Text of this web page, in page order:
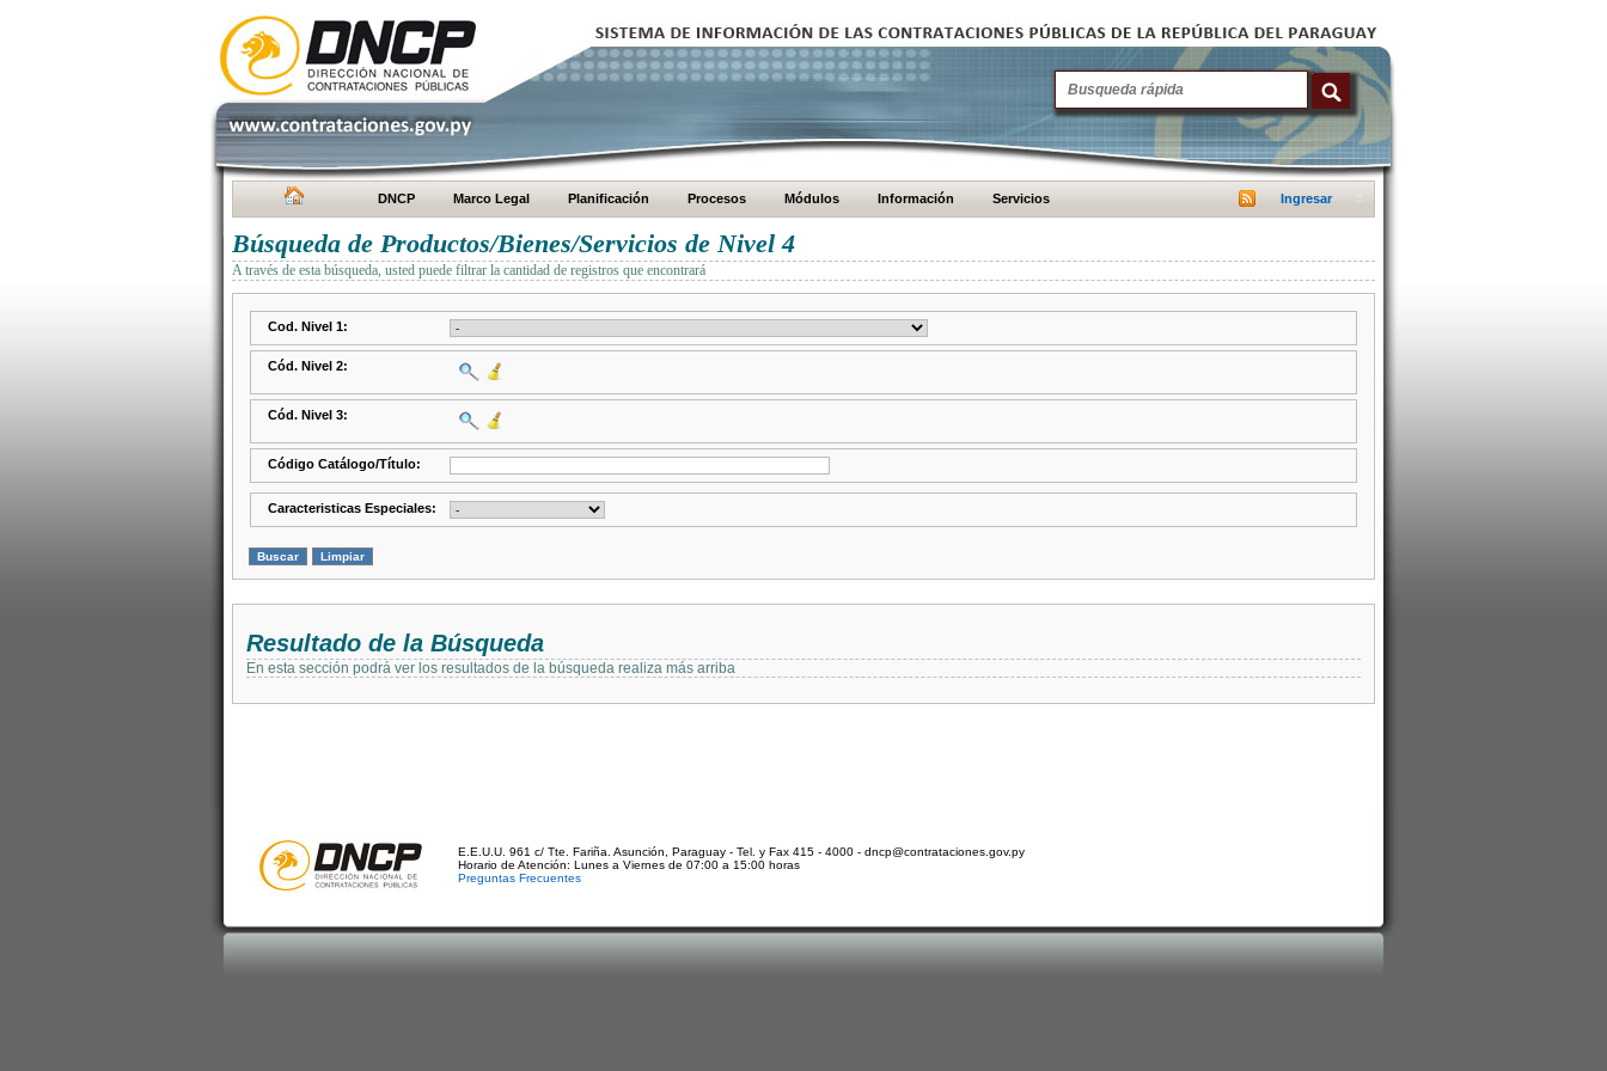
DNCP Marco Legal Planificación Procesos Módulos Información Servicios Ingresar
Búsqueda de Productos/Bienes/Servicios de Nivel 4
A través de esta búsqueda, usted puede filtrar la cantidad de registros que encontrará
Cod. Nivel 1:
Cód. Nivel 2:
Cód. Nivel 3:
Código Catálogo/Título:
Caracteristicas Especiales:
Resultado de la Búsqueda
En esta sección podrá ver los resultados de la búsqueda realiza más arriba
E.E.U.U. 961 c/ Tte. Fariña. Asunción, Paraguay - Tel. y Fax 415 - 4000 - dncp@contrataciones.gov.py
Horario de Atención: Lunes a Viernes de 07:00 a 15:00 horas
Preguntas Frecuentes